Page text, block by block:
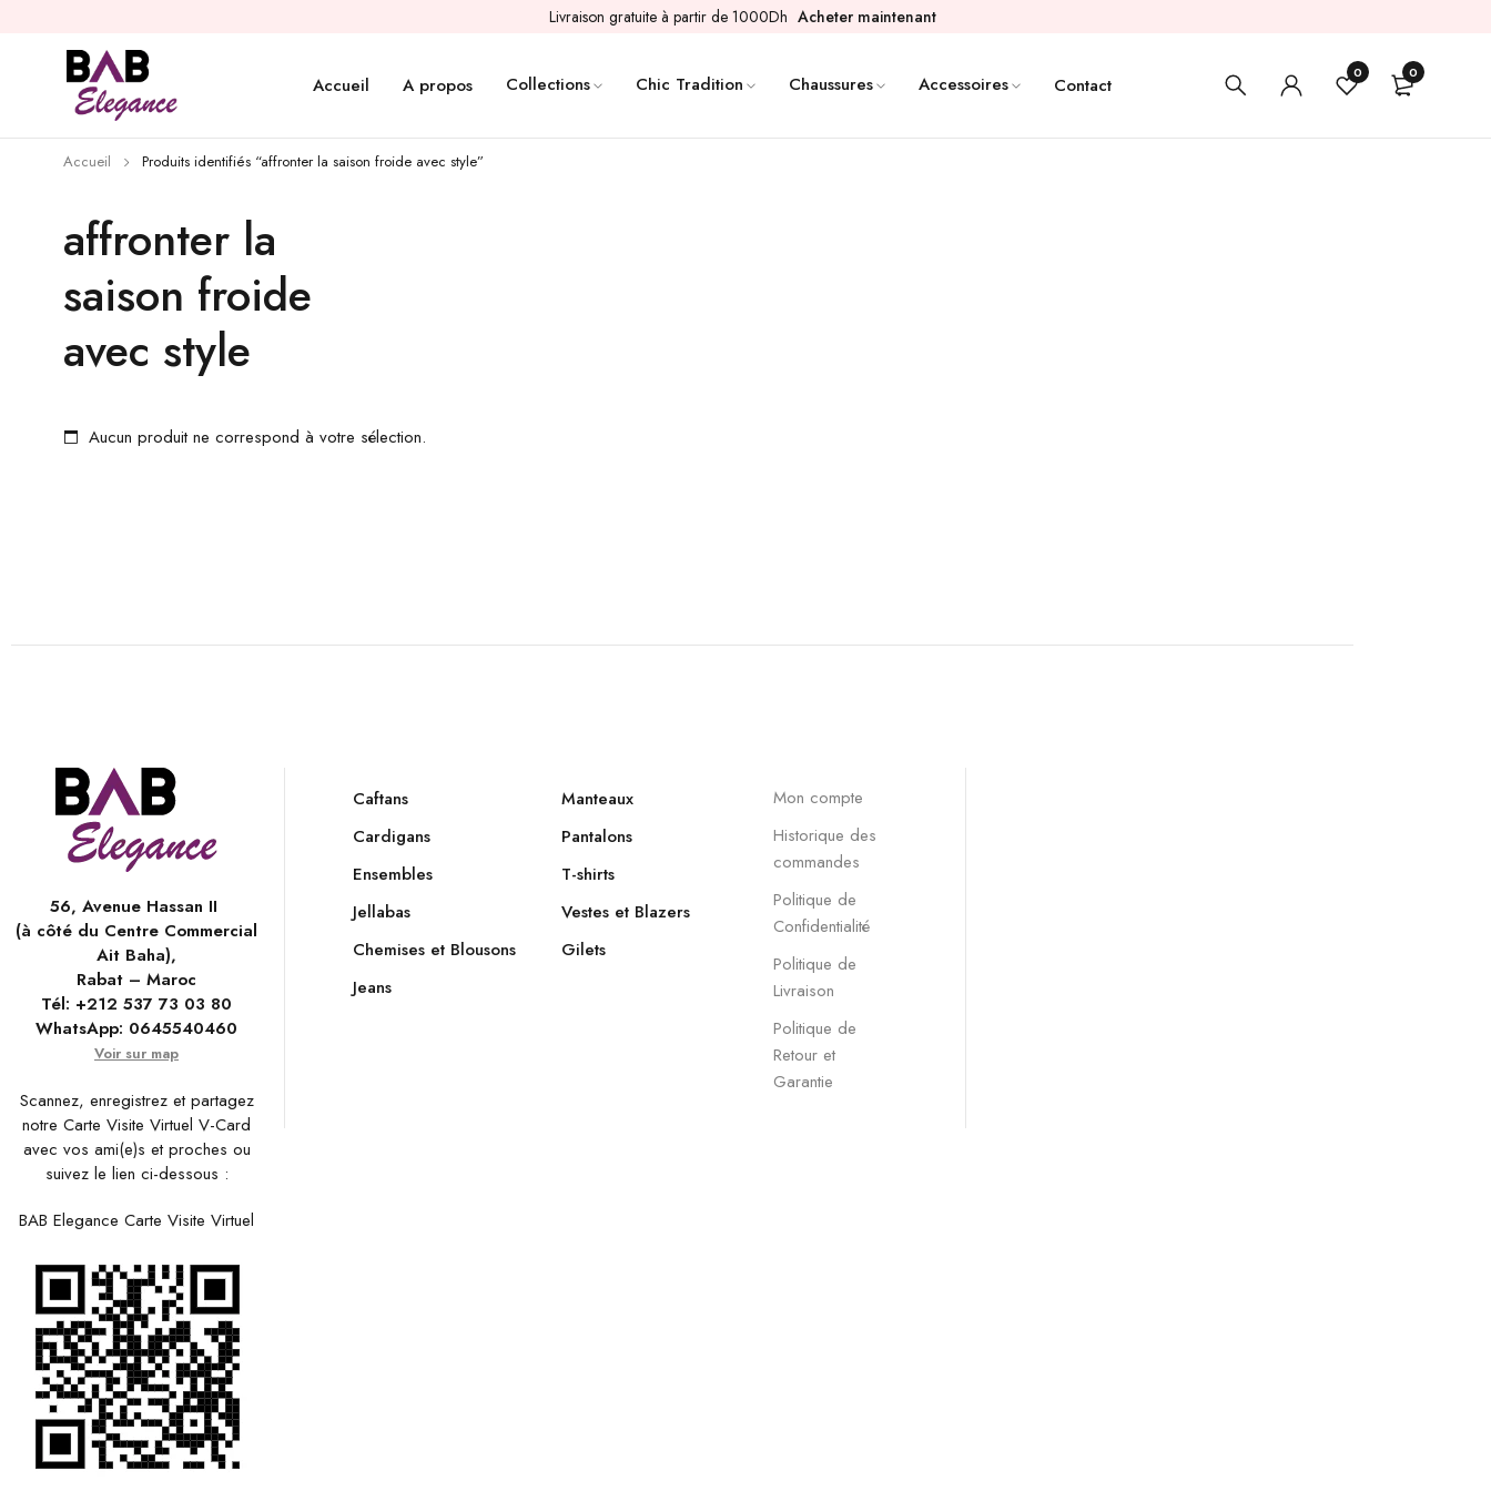
Livraison gratuite à partir de 1000Dh Acheter maintenant
Accueil A propos Collections Chic Tradition Chaussures Accessoires Contact
0 0
affronter la
saison froide
avec style
Accueil Produits identifiés “affronter la saison froide avec style”
Aucun produit ne correspond à votre sélection.
56, Avenue Hassan II
(à côté du Centre Commercial
Ait Baha),
Rabat – Maroc
Tél: +212 537 73 03 80
WhatsApp: 0645540460
Voir sur map
Scannez, enregistrez et partagez
notre Carte Visite Virtuel V-Card
avec vos ami(e)s et proches ou
suivez le lien ci-dessous :
BAB Elegance Carte Visite Virtuel
Caftans
Cardigans
Ensembles
Jellabas
Chemises et Blousons
Jeans
Manteaux
Pantalons
T-shirts
Vestes et Blazers
Gilets
Mon compte
Historique des
commandes
Politique de
Confidentialité
Politique de
Livraison
Politique de
Retour et
Garantie